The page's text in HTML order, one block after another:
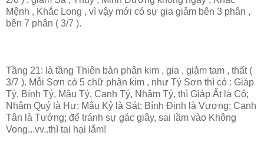
Mệnh , Khắc Long , vì vậy mới có sự gia giảm bên 3 phân ,
bên 7 phân ( 3/7 ).
Tầng 21: là tầng Thiên bàn phân kim , gia , giảm tam , thất (
3/7 ). Mỗi Sơn có 5 chữ phân kim , như Tý Sơn thì có : Giáp
Tý, Bính Tý, Mậu Tý, Canh Tý, Nhâm Tý, thì Giáp Ất là Cô;
Nhâm Quý là Hư; Mậu Kỷ là Sát; Bính Đinh là Vượng; Canh
Tân là Tướng; để tránh sự gác giây, sai lầm vào Không
Vong...vv..thì tai hại lắm!